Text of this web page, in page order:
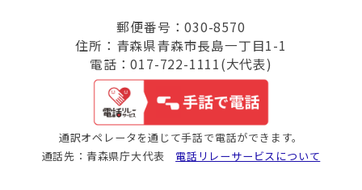
郵便番号：030-8570
住所：青森県青森市長島一丁目1-1
電話：017-722-1111(大代表)
通訳オペレータを通じて手話で電話ができます。
通話先：青森県庁大代表 電話リレーサービスについて